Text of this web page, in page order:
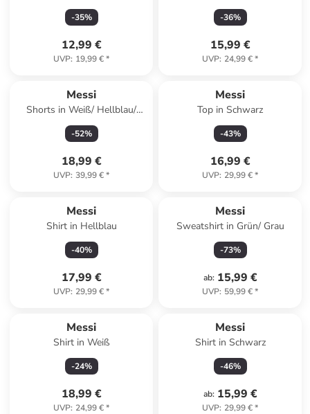
-35%
12,99 €
UVP: 19,99 €*
-36%
15,99 €
UVP: 24,99 €*
Messi
Shorts in Weiß/ Hellblau/
Gold
-52%
18,99 €
UVP: 39,99 €*
Messi
Top in Schwarz
-43%
16,99 €
UVP: 29,99 €*
Messi
Shirt in Hellblau
-40%
17,99 €
UVP: 29,99 €*
Messi
Sweatshirt in Grün/ Grau
-73%
ab: 15,99 €
UVP: 59,99 €*
Messi
Shirt in Weiß
-24%
18,99 €
UVP: 24,99 €*
Messi
Shirt in Schwarz
-46%
ab: 15,99 €
UVP: 29,99 €*